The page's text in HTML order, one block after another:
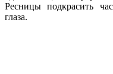
Ресницы подкрасить
глаза.